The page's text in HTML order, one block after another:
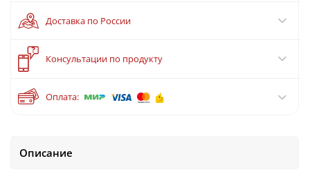
?
Консультации по продукту
Доставка по России
Оплата:
Описание